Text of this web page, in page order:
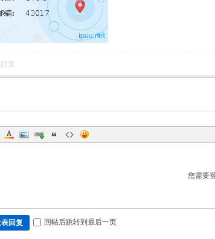
回复
您需要
表回复 回帖后跳转到最后一页